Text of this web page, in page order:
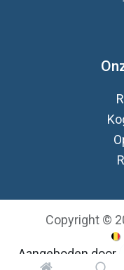
Copyright ©
Aangeboden door